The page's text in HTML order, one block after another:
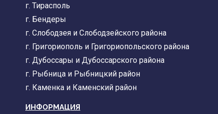
г. Тирасполь
г. Бендеры
г. Слободзея и Слободзейского района
г. Григориополь и Григориопольского района
г. Дубоссары и Дубоссарского района
г. Рыбница и Рыбницкий район
г. Каменка и Каменский район
ИНФОРМАЦИЯ